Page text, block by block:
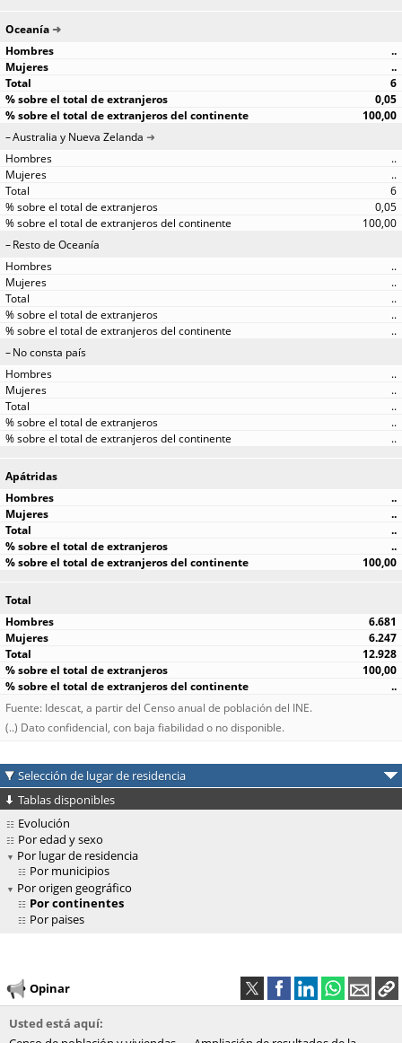
Oceanía
..
..
6
0,05
100,00
Australia y Nueva Zelanda
..
..
6
0,05
100,00
Resto de Oceanía
..
..
..
..
..
No consta país
..
..
..
..
..
Apátridas
..
..
..
..
100,00
Total
6.681
6.247
12.928
100,00
..
Fuente: Idescat, a partir del Censo anual de población del INE.
(..) Dato confidencial, con baja fiabilidad o no disponible.
Selección de lugar de residencia
Tablas disponibles
Evolución
Por edad y sexo
Por lugar de residencia
Por municipios
Por origen geográfico
Por continentes
Por paises
Opinar
Usted está aquí: